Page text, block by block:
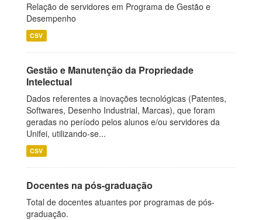
Relação de servidores em Programa de Gestão e
Desempenho
CSV
Gestão e Manutenção da Propriedade
Intelectual
Dados referentes a inovações tecnológicas (Patentes,
Softwares, Desenho Industrial, Marcas), que foram
geradas no período pelos alunos e/ou servidores da
Unifei, utilizando-se...
CSV
Docentes na pós-graduação
Total de docentes atuantes por programas de pós-
graduação.